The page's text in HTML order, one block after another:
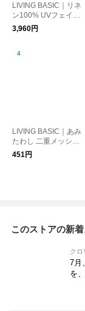
LIVING BASIC｜リネ
ン100% UVフェイス
カバー 日よけ 紫外線
対策 マスク
3,960円
LIVING BASIC｜あみ
たわし 二重メッシュ
紐付き キッチン用品
洗い物 食器洗い 日本
451円
このストアの新
クロ
7月
を